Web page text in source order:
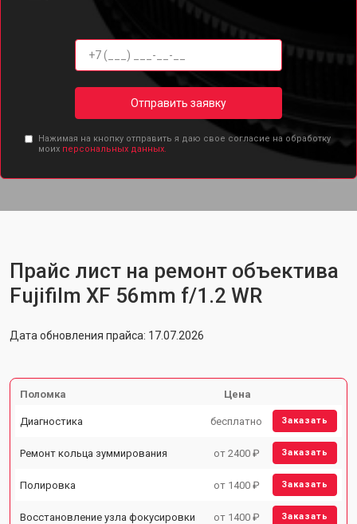
Отправить заявку
Нажимая на кнопку отправить я даю свое согласие на обработку
моих персональных данных.
Прайс лист на ремонт объектива
Fujifilm XF 56mm f/1.2 WR
Дата обновления прайса: 17.07.2026
Поломка Цена
Диагностика бесплатно Заказать
Ремонт кольца зуммирования от 2400 ₽ Заказать
Полировка от 1400 ₽ Заказать
Восстановление узла фокусировки от 1400 ₽ Заказать